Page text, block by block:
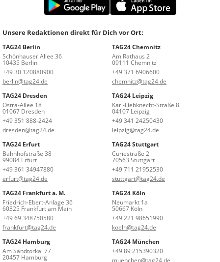
Unsere Redaktionen direkt für Dich vor Ort:
TAG24 Berlin
Schönhauser Allee 36
10435 Berlin
+49 30 120880900
berlin@tag24.de
TAG24 Chemnitz
Am Rathaus 2
09111 Chemnitz
+49 371 6906600
chemnitz@tag24.de
TAG24 Dresden
Ostra-Allee 18
01067 Dresden
+49 351 888-2424
dresden@tag24.de
TAG24 Leipzig
Karl-Liebknecht-Straße 8
04107 Leipzig
+49 341 24250430
leipzig@tag24.de
TAG24 Erfurt
Bahnhofstraße 38
99084 Erfurt
+49 361 34947880
erfurt@tag24.de
TAG24 Stuttgart
Curiestraße 2
70563 Stuttgart
+49 711 21952530
stuttgart@tag24.de
TAG24 Frankfurt a. M.
Friedrich-Ebert-Anlage 36
60325 Frankfurt am Main
+49 69 348750580
frankfurt@tag24.de
TAG24 Köln
Neumarkt 1a
50667 Köln
+49 221 98651990
koeln@tag24.de
TAG24 Hamburg
Am Sandtorkai 77
20457 Hamburg
TAG24 München
+49 89 215390320